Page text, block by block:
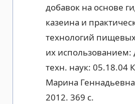
добавок на основе
казеина и
технологий
их использованием:
техн. наук: 05.18.04
Марина
2012. 369 с.